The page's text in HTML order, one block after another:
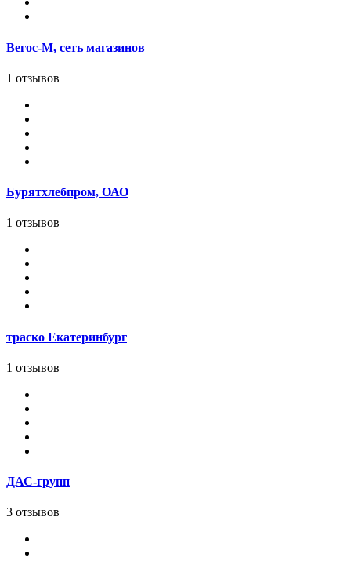
Вегос-М, сеть магазинов
1 отзывов
Бурятхлебпром, ОАО
1 отзывов
траско Екатеринбург
1 отзывов
ДАС-групп
3 отзывов